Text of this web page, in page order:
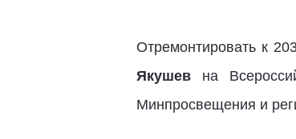
Отремонтировать к
Якушевна
Минпросвещения и